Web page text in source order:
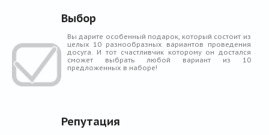
Выбор
Вы дарите особенный подарок, который состоит из
целых 10 разнообразных вариантов проведения
досуга. И тот счастливчик которому он достался
сможет выбрать любой вариант из 10
предложенных в наборе!
Репутация